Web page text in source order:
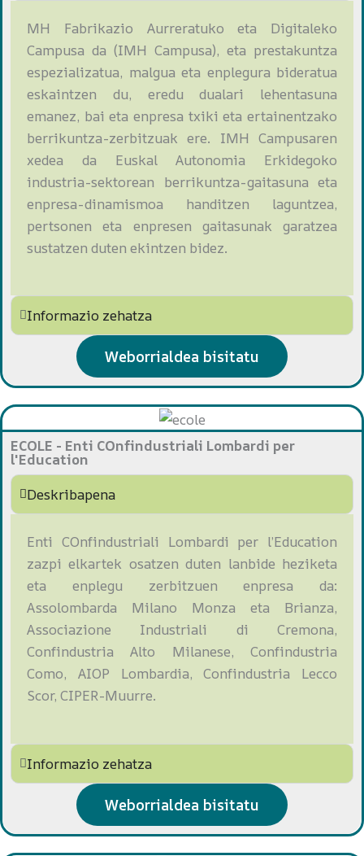
MH Fabrikazio Aurreratuko eta Digitaleko
Campusa da (IMH Campusa), eta prestakuntza
espezializatua, malgua eta enplegura bideratua
eskaintzen du, eredu dualari lehentasuna
emanez, bai eta enpresa txiki eta ertainentzako
berrikuntza-zerbitzuak ere. IMH Campusaren
xedea da Euskal Autonomia Erkidegoko
industria-sektorean berrikuntza-gaitasuna eta
enpresa-dinamismoa handitzen laguntzea,
pertsonen eta enpresen gaitasunak garatzea
sustatzen duten ekintzen bidez.
Informazio zehatza
Weborrialdea bisitatu
ECOLE - Enti COnfindustriali Lombardi per
l'Education
Deskribapena
Enti COnfindustriali Lombardi per l’Education
zazpi elkartek osatzen duten lanbide heziketa
eta enplegu zerbitzuen enpresa da:
Assolombarda Milano Monza eta Brianza,
Associazione Industriali di Cremona,
Confindustria Alto Milanese, Confindustria
Como, AIOP Lombardia, Confindustria Lecco
Scor, CIPER-Muurre.
Informazio zehatza
Weborrialdea bisitatu